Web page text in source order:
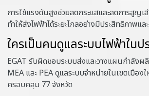
การใช้แรงดันสูงช่วยลดกระแสและลดการสูญเ
ทำให้ส่งไฟฟ้าได้ระยะไกลอย่างมีประสิทธิภาพแ
ใครเป็นคนดูแลระบบไฟฟ้าในป
EGAT รับผิดชอบระบบส่งและวางแผนกำลังผ
MEA และ PEA ดูแลระบบจำหน่ายในเขตเมือ
ครอบคลุม 77 จังหวัด